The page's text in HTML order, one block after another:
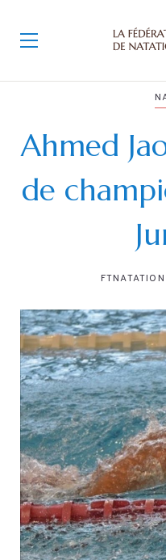
Ahmed
de
FTNATATION